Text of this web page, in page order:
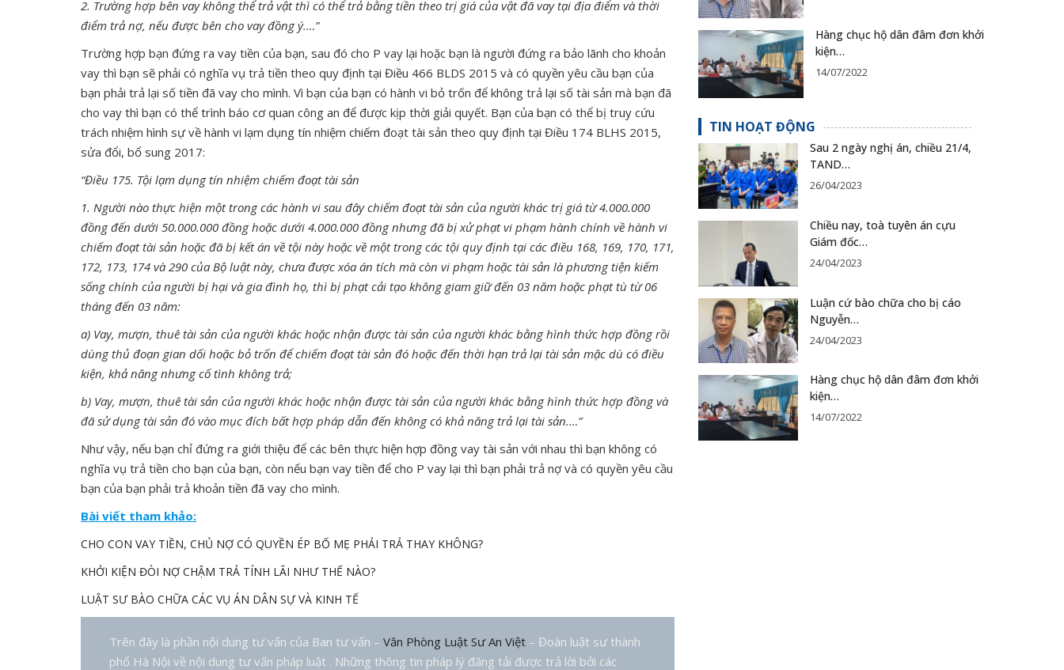
2. Trường hợp bên vay không thể trả vật thì có thể trả bằng tiền theo trị giá của vật đã vay tại địa điểm và thời
điểm trả nợ, nếu được bên cho vay đồng ý.…”
Trường hợp bạn đứng ra vay tiền của bạn, sau đó cho P vay lại hoặc bạn là người đứng ra bảo lãnh cho khoản
vay thì bạn sẽ phải có nghĩa vụ trả tiền theo quy định tại Điều 466 BLDS 2015 và có quyền yêu cầu bạn của
bạn phải trả lại số tiền đã vay cho mình. Vì bạn của bạn có hành vi bỏ trốn để không trả lại số tài sản mà bạn đã
cho vay thì bạn có thể trình báo cơ quan công an để được kịp thời giải quyết. Bạn của bạn có thể bị truy cứu
trách nhiệm hình sự về hành vi lạm dụng tín nhiệm chiếm đoạt tài sản theo quy định tại Điều 174 BLHS 2015,
sửa đổi, bổ sung 2017:
“Điều 175. Tội lạm dụng tín nhiệm chiếm đoạt tài sản
1. Người nào thực hiện một trong các hành vi sau đây chiếm đoạt tài sản của người khác trị giá từ 4.000.000
đồng đến dưới 50.000.000 đồng hoặc dưới 4.000.000 đồng nhưng đã bị xử phạt vi phạm hành chính về hành vi
chiếm đoạt tài sản hoặc đã bị kết án về tội này hoặc về một trong các tội quy định tại các điều 168, 169, 170, 171,
172, 173, 174 và 290 của Bộ luật này, chưa được xóa án tích mà còn vi phạm hoặc tài sản là phương tiện kiếm
sống chính của người bị hại và gia đình họ, thì bị phạt cải tạo không giam giữ đến 03 năm hoặc phạt tù từ 06
tháng đến 03 năm:
a) Vay, mượn, thuê tài sản của người khác hoặc nhận được tài sản của người khác bằng hình thức hợp đồng rồi
dùng thủ đoạn gian dối hoặc bỏ trốn để chiếm đoạt tài sản đó hoặc đến thời hạn trả lại tài sản mặc dù có điều
kiện, khả năng nhưng cố tình không trả;
b) Vay, mượn, thuê tài sản của người khác hoặc nhận được tài sản của người khác bằng hình thức hợp đồng và
đã sử dụng tài sản đó vào mục đích bất hợp pháp dẫn đến không có khả năng trả lại tài sản.…”
Như vậy, nếu bạn chỉ đứng ra giới thiệu để các bên thực hiện hợp đồng vay tài sản với nhau thì bạn không có
nghĩa vụ trả tiền cho bạn của bạn, còn nếu bạn vay tiền để cho P vay lại thì bạn phải trả nợ và có quyền yêu cầu
bạn của bạn phải trả khoản tiền đã vay cho mình.
Bài viết tham khảo:
CHO CON VAY TIỀN, CHỦ NỢ CÓ QUYỀN ÉP BỐ MẸ PHẢI TRẢ THAY KHÔNG?
KHỞI KIỆN ĐÒI NỢ CHẬM TRẢ TÍNH LÃI NHƯ THẾ NÀO?
LUẬT SƯ BÀO CHỮA CÁC VỤ ÁN DÂN SỰ VÀ KINH TẾ
Trên đây là phần nội dung tư vấn của Ban tư vấn – Văn Phòng Luật Sư An Việt– Đoàn luật sư thành
phố Hà Nội về nội dung tư vấn pháp luật . Những thông tin pháp lý đăng tải được trả lời bởi các
Hàng chục hộ dân đâm đơn khởi
kiện…
14/07/2022
TIN HOẠT ĐỘNG
Sau 2 ngày nghị án, chiều 21/4,
TAND…
26/04/2023
Chiều nay, toà tuyên án cựu
Giám đốc…
24/04/2023
Luận cứ bào chữa cho bị cáo
Nguyễn…
24/04/2023
Hàng chục hộ dân đâm đơn khởi
kiện…
14/07/2022